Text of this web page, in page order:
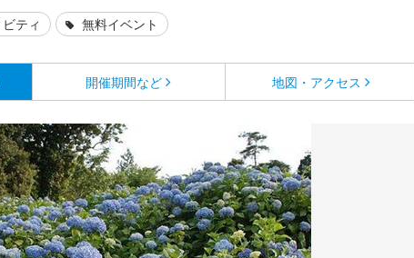
ティ 無料イベント
開催期間など 地図・アクセス